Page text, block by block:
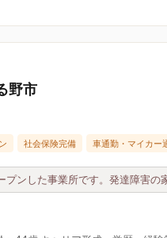
野市
社会保険完備 車通勤・マイカー
ンした事業所です。発達障害の